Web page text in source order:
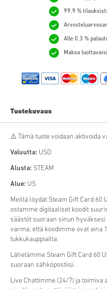
99,9 %
Alle 0,3 %
Maksa
Tuotekuvaus
⚠️ Tämä tuote voidaan aktivoida
Valuutta: USD
Alusta: STEAM
Alue: US
Meiltä löydät Steam Gift Card 60
ostamme digitaaliset koodit
säästöt suoraan sinun
varma, että koodimme ovat aina
tukkukauppiailta.
Lähetämme Steam Gift Card 60
suoraan sähköpostiisi.
Live Chattimme (24/7) ja toimiva